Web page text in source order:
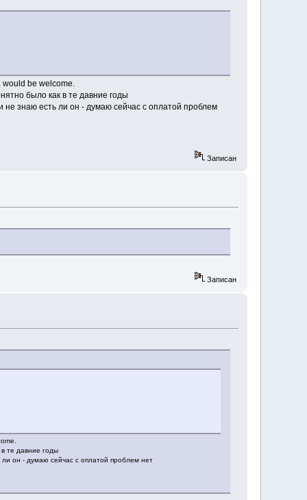
would be welcome.
было как в те давние годы
не знаю есть ли он - думаю сейчас с оплатой проблем
Записан
Записан
те давние годы
ли он - думаю сейчас с оплатой проблем нет